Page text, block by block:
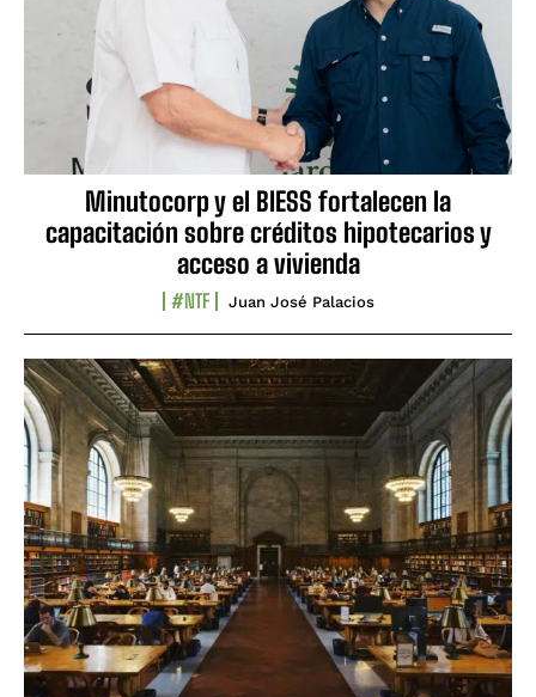
Minutocorp y el BIESS fortalecen la
capacitación sobre créditos hipotecarios y
acceso a vivienda
#NTF Juan José Palacios